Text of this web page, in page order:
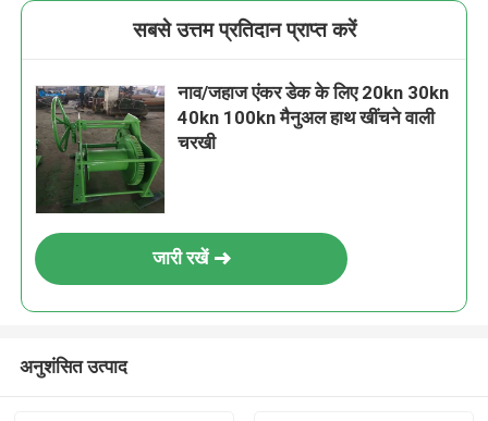
सबसे उत्तम प्रतिदान प्राप्त करें
नाव/जहाज एंकर डेक के लिए 20kn 30kn
40kn 100kn मैनुअल हाथ खींचने वाली
चरखी
जारी रखें
अनुशंसित उत्पाद